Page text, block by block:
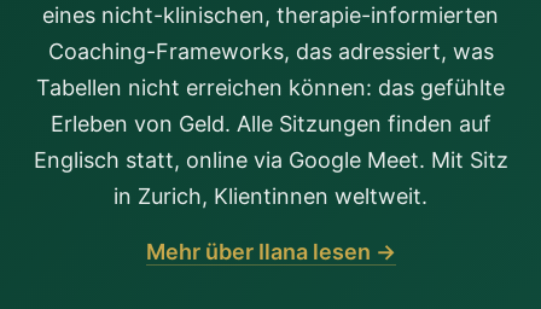
eines nicht-klinischen, therapie-informierten
Coaching-Frameworks, das adressiert, was
Tabellen nicht erreichen können: das gefühlte
Erleben von Geld. Alle Sitzungen finden auf
Englisch statt, online via Google Meet. Mit Sitz
in Zurich, Klientinnen weltweit.
Mehr über Ilana lesen →